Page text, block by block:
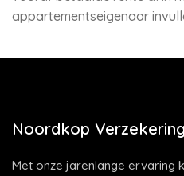
appartementseigenaar
Noordkop
Met onze jarenlange ervaring